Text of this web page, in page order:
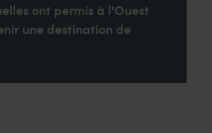
ont permis à l'Ouest
une destination de